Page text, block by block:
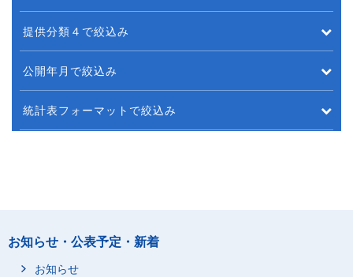
提供分類４で絞込み
公開年月で絞込み
統計表フォーマットで絞込み
お知らせ・公表予定・新着
お知らせ